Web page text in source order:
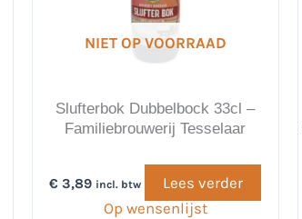
NIET OP VOORRAAD
Slufterbok Dubbelbock 33cl –
Familiebrouwerij Tesselaar
€ 3,89 incl. btw
Lees verder
Op wensenlijst